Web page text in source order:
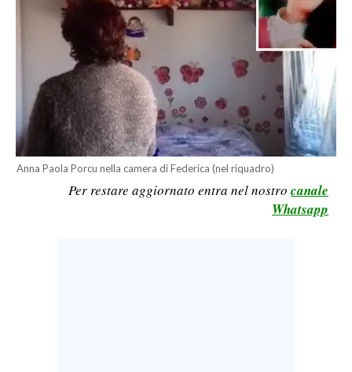
POLITICA
ECONOMIA
SERVIZI ALLE IMPRESE
LAVORO
BANDI
SPORT IN SARDEGNA
Anna Paola Porcu nella camera di Federica (nel riquadro)
Per restare aggiornato entra nel nostro canale
Whatsapp